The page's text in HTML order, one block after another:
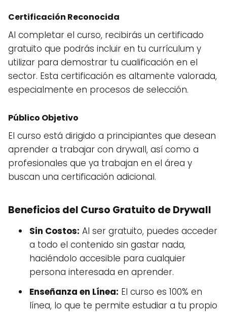
Certificación Reconocida
Al completar el curso, recibirás un certificado
gratuito que podrás incluir en tu currículum y
utilizar para demostrar tu cualificación en el
sector. Esta certificación es altamente valorada,
especialmente en procesos de selección.
Público Objetivo
El curso está dirigido a principiantes que desean
aprender a trabajar con drywall, así como a
profesionales que ya trabajan en el área y
buscan una certificación adicional.
Beneficios del Curso Gratuito de Drywall
Sin Costos: Al ser gratuito, puedes acceder
a todo el contenido sin gastar nada,
haciéndolo accesible para cualquier
persona interesada en aprender.
Enseñanza en Línea: El curso es 100% en
línea, lo que te permite estudiar a tu propio